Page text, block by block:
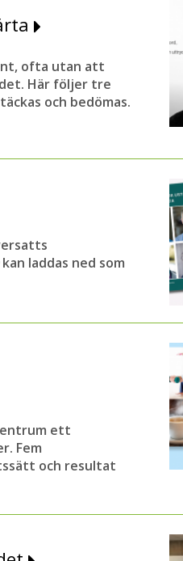
ofta utan att
Här följer tre
och bedömas.
kan laddas ned som
ett
Fem
och resultat